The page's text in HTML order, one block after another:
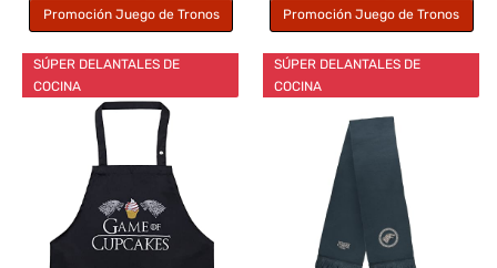
Promoción Juego de Tronos Promoción Juego de Tronos
SÚPER DELANTALES DE
COCINA
SÚPER DELANTALES DE
COCINA